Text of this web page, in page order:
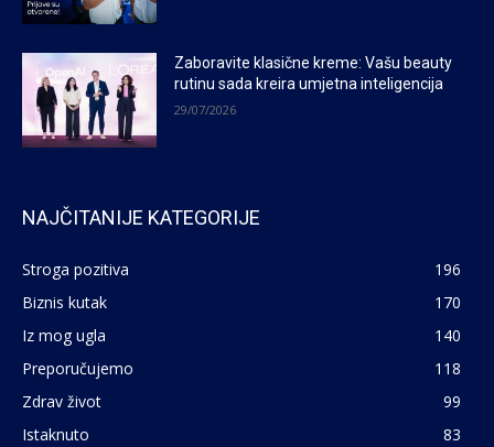
Zaboravite klasične kreme: Vašu beauty
rutinu sada kreira umjetna inteligencija
29/07/2026
NAJČITANIJE KATEGORIJE
Stroga pozitiva
196
Biznis kutak
170
Iz mog ugla
140
Preporučujemo
118
Zdrav život
99
Istaknuto
83